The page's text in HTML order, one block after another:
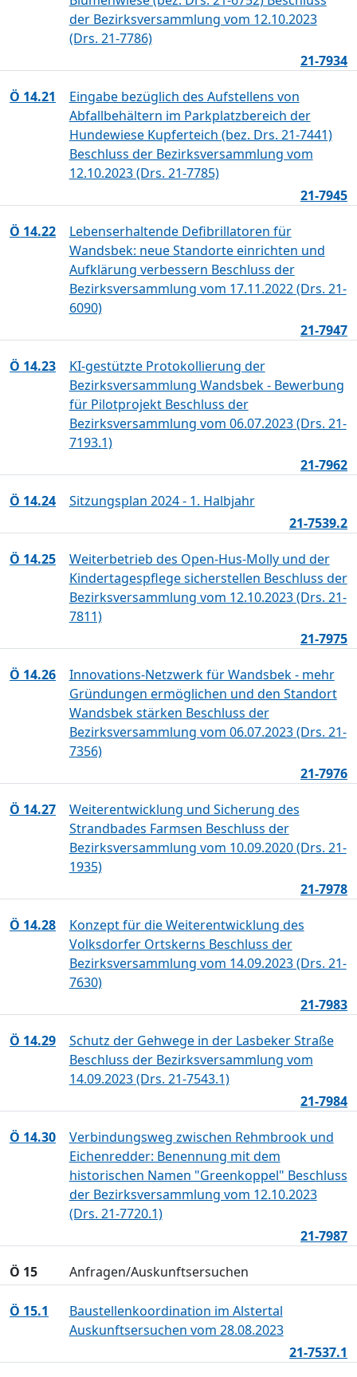
der Bezirksversammlung vom 12.10.2023
(Drs. 21-7786)
21-7934
Ö 14.21
Eingabe bezüglich des Aufstellens von
Abfallbehältern im Parkplatzbereich der
Hundewiese Kupferteich (bez. Drs. 21-7441)
Beschluss der Bezirksversammlung vom
12.10.2023 (Drs. 21-7785)
21-7945
Ö 14.22
Lebenserhaltende Defibrillatoren für
Wandsbek: neue Standorte einrichten und
Aufklärung verbessern Beschluss der
Bezirksversammlung vom 17.11.2022 (Drs. 21-
6090)
21-7947
Ö 14.23
KI-gestützte Protokollierung der
Bezirksversammlung Wandsbek - Bewerbung
für Pilotprojekt Beschluss der
Bezirksversammlung vom 06.07.2023 (Drs. 21-
7193.1)
21-7962
Ö 14.24
Sitzungsplan 2024 - 1. Halbjahr
21-7539.2
Ö 14.25
Weiterbetrieb des Open-Hus-Molly und der
Kindertagespflege sicherstellen Beschluss der
Bezirksversammlung vom 12.10.2023 (Drs. 21-
7811)
21-7975
Ö 14.26
Innovations-Netzwerk für Wandsbek - mehr
Gründungen ermöglichen und den Standort
Wandsbek stärken Beschluss der
Bezirksversammlung vom 06.07.2023 (Drs. 21-
7356)
21-7976
Ö 14.27
Weiterentwicklung und Sicherung des
Strandbades Farmsen Beschluss der
Bezirksversammlung vom 10.09.2020 (Drs. 21-
1935)
21-7978
Ö 14.28
Konzept für die Weiterentwicklung des
Volksdorfer Ortskerns Beschluss der
Bezirksversammlung vom 14.09.2023 (Drs. 21-
7630)
21-7983
Ö 14.29
Schutz der Gehwege in der Lasbeker Straße
Beschluss der Bezirksversammlung vom
14.09.2023 (Drs. 21-7543.1)
21-7984
Ö 14.30
Verbindungsweg zwischen Rehmbrook und
Eichenredder: Benennung mit dem
historischen Namen "Greenkoppel" Beschluss
der Bezirksversammlung vom 12.10.2023
(Drs. 21-7720.1)
21-7987
Ö 15 Anfragen/Auskunftsersuchen
Ö 15.1
Baustellenkoordination im Alstertal
Auskunftsersuchen vom 28.08.2023
21-7537.1